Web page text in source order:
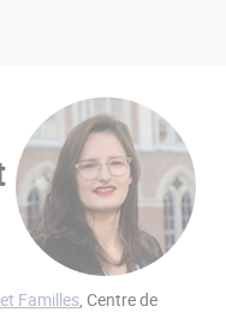
Familles, Centre de